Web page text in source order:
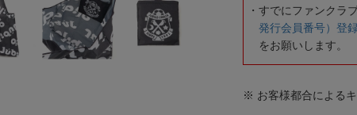
すでにファンクラ
発行会員番号）登
をお願いします。
※ お客様都合による